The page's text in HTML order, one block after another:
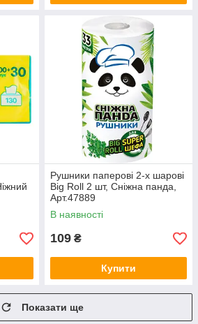
Рушники паперові 2-х шарові
Big Roll 2 шт, Сніжна панда,
Арт.47889
В наявності
109 ₴
Купити
Показати ще